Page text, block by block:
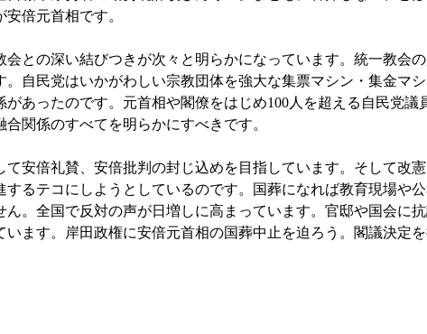
倍元首相です。
との深い結びつきが次々と明らかになっています。統一教会
自民党はいかがわしい宗教団体を強大な集票マシン・集金マ
あったのです。元首相や閣僚をはじめ100人を超える自民党
関係のすべてを明らかにすべきです。
安倍礼賛、安倍批判の封じ込めを目指しています。そして改
るテコにしようとしているのです。国葬になれば教育現場や
。全国で反対の声が日増しに高まっています。官邸や国会に
ます。岸田政権に安倍元首相の国葬中止を迫ろう。閣議決定を